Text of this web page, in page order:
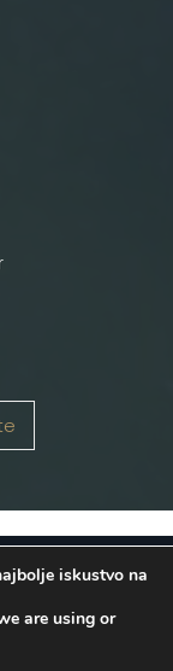
iskustvo na
are using or